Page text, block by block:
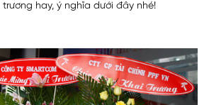
hay, ý nghĩa dưới đây nhé!